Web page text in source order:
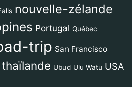
nouvelle-zélande
Portugal Québec
trip San Francisco
thaïlande Ubud Ulu Watu USA